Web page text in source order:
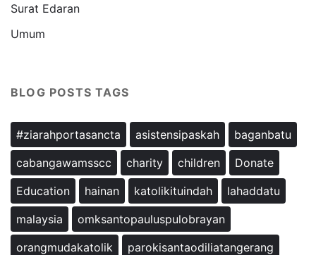
Surat Edaran
Umum
BLOG POSTS TAGS
#ziarahportasancta asistensipaskah
baganbatu
cabangawamsscc
charity children
Donate
Education
hainan katolikituindah
lahaddatu
malaysia
omksantopauluspulobrayan
orangmudakatolik
parokisantaodiliatangerang